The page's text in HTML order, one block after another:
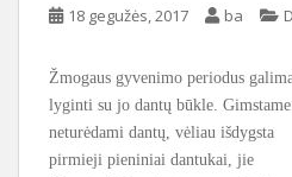
18 gegužės, 2017 ba
Žmogaus gyvenimo periodus
lyginti su jo dantų būkle. Gimstame
neturėdami dantų, vėliau išdygsta
pirmieji pieniniai dantukai, jie